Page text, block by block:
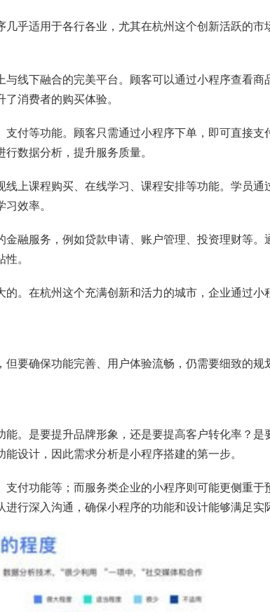
乎适用于各行各业，尤其在杭州这个创新活跃的市
线下融合的完美平台。顾客可以通过小程序查看商
消费者的购买体验。
付等功能。顾客只需通过小程序下单，即可直接支
数据分析，提升服务质量。
上课程购买、在线学习、课程安排等功能。学员通
效率。
融服务，例如贷款申请、账户管理、投资理财等。
。
。在杭州这个充满创新和活力的城市，企业通过小
要确保功能完善、用户体验流畅，仍需要细致的规
。是要提升品牌形象，还是要提高客户转化率？是
设计，因此需求分析是小程序搭建的第一步。
付功能等；而服务类企业的小程序则可能更侧重于
行深入沟通，确保小程序的功能和设计能够满足实